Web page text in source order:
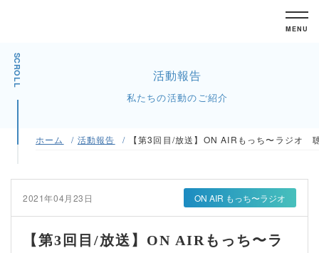
MENU
SCROLL 活動報告
私たちの活動のご紹介
ホーム 活動報告 【第3回目/放送】ON AIRもっち〜ラジオ
2021年04月23日 ON AIR もっち〜ラジオ
【第3回目/放送】ON AIRもっち〜ラ